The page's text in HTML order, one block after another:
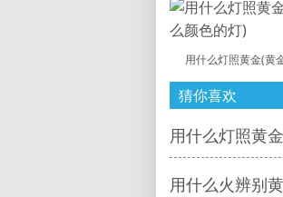
用什么灯照黄金(黄
猜你喜欢
用什么灯照黄
用什么火辨别